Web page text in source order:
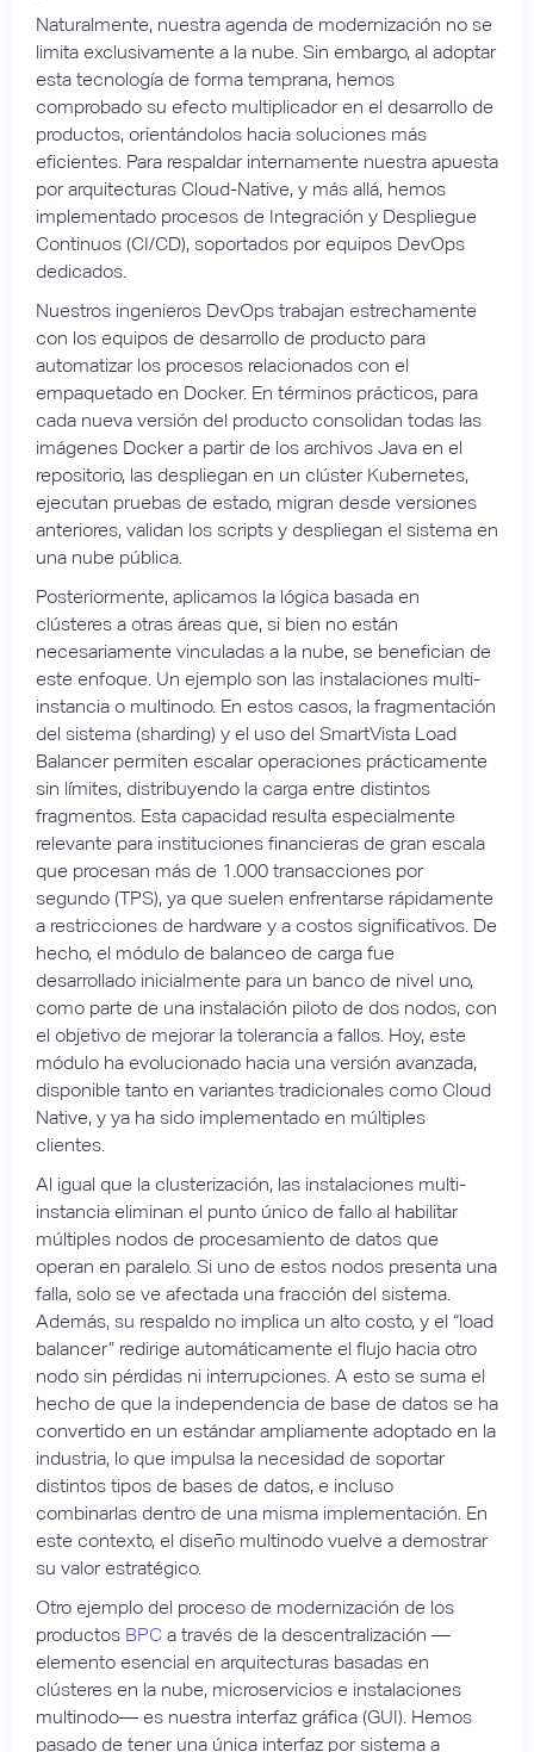
Naturalmente, nuestra agenda de modernización no se
limita exclusivamente a la nube. Sin embargo, al adoptar
esta tecnología de forma temprana, hemos
comprobado su efecto multiplicador en el desarrollo de
productos, orientándolos hacia soluciones más
eficientes. Para respaldar internamente nuestra apuesta
por arquitecturas Cloud-Native, y más allá, hemos
implementado procesos de Integración y Despliegue
Continuos (CI/CD), soportados por equipos DevOps
dedicados.
Nuestros ingenieros DevOps trabajan estrechamente
con los equipos de desarrollo de producto para
automatizar los procesos relacionados con el
empaquetado en Docker. En términos prácticos, para
cada nueva versión del producto consolidan todas las
imágenes Docker a partir de los archivos Java en el
repositorio, las despliegan en un clúster Kubernetes,
ejecutan pruebas de estado, migran desde versiones
anteriores, validan los scripts y despliegan el sistema en
una nube pública.
Posteriormente, aplicamos la lógica basada en
clústeres a otras áreas que, si bien no están
necesariamente vinculadas a la nube, se benefician de
este enfoque. Un ejemplo son las instalaciones multi-
instancia o multinodo. En estos casos, la fragmentación
del sistema (sharding) y el uso del SmartVista Load
Balancer permiten escalar operaciones prácticamente
sin límites, distribuyendo la carga entre distintos
fragmentos. Esta capacidad resulta especialmente
relevante para instituciones financieras de gran escala
que procesan más de 1.000 transacciones por
segundo (TPS), ya que suelen enfrentarse rápidamente
a restricciones de hardware y a costos significativos. De
hecho, el módulo de balanceo de carga fue
desarrollado inicialmente para un banco de nivel uno,
como parte de una instalación piloto de dos nodos, con
el objetivo de mejorar la tolerancia a fallos. Hoy, este
módulo ha evolucionado hacia una versión avanzada,
disponible tanto en variantes tradicionales como Cloud
Native, y ya ha sido implementado en múltiples
clientes.
Al igual que la clusterización, las instalaciones multi-
instancia eliminan el punto único de fallo al habilitar
múltiples nodos de procesamiento de datos que
operan en paralelo. Si uno de estos nodos presenta una
falla, solo se ve afectada una fracción del sistema.
Además, su respaldo no implica un alto costo, y el “load
balancer” redirige automáticamente el flujo hacia otro
nodo sin pérdidas ni interrupciones. A esto se suma el
hecho de que la independencia de base de datos se ha
convertido en un estándar ampliamente adoptado en la
industria, lo que impulsa la necesidad de soportar
distintos tipos de bases de datos, e incluso
combinarlas dentro de una misma implementación. En
este contexto, el diseño multinodo vuelve a demostrar
su valor estratégico.
Otro ejemplo del proceso de modernización de los
productos BPC a través de la descentralización —
elemento esencial en arquitecturas basadas en
clústeres en la nube, microservicios e instalaciones
multinodo— es nuestra interfaz gráfica (GUI). Hemos
pasado de tener una única interfaz por sistema a